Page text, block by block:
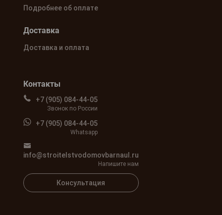
Контакты
+7 (905) 084-44-05
Звонок по России
+7 (905) 084-44-05
Whatsapp
info@stroitelstvodomovbarnaul.ru
Напишите нам
Консультация
Подробнее об оплате
Доставка
Доставка и оплата